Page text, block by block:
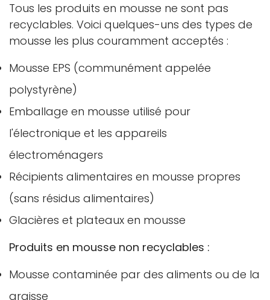
Tous les produits en mousse ne sont pas
recyclables. Voici quelques-uns des types de
mousse les plus couramment acceptés :
Mousse EPS (communément appelée
polystyrène)
Emballage en mousse utilisé pour
l'électronique et les appareils
électroménagers
Récipients alimentaires en mousse propres
(sans résidus alimentaires)
Glacières et plateaux en mousse
Produits en mousse non recyclables :
Mousse contaminée par des aliments ou de la
graisse